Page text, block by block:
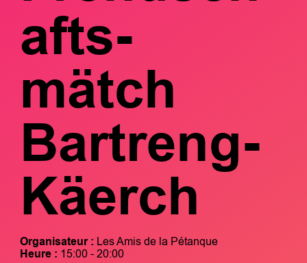
afts-
mätch
Bartreng-
Käerch
Organisateur : Les Amis de la Pétanque
Heure : 15:00 - 20:00